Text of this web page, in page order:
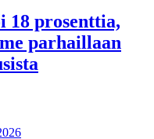
18 prosenttia,
parhaillaan